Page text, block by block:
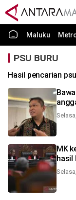
Maluku
PSU BURU
Hasil pencarian
MK kembali
hasil